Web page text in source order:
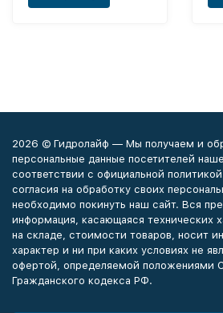
2026 © Гидролайф — Мы получаем и
персональные данные посетителей
соответствии с официальной
согласия на обработку своих
необходимо покинуть наш сайт. Вся
информация, касающаяся технических
на складе, стоимости товаров, носит
характер и ни при каких условиях не
офертой, определяемой положениями
Гражданского кодекса РФ.